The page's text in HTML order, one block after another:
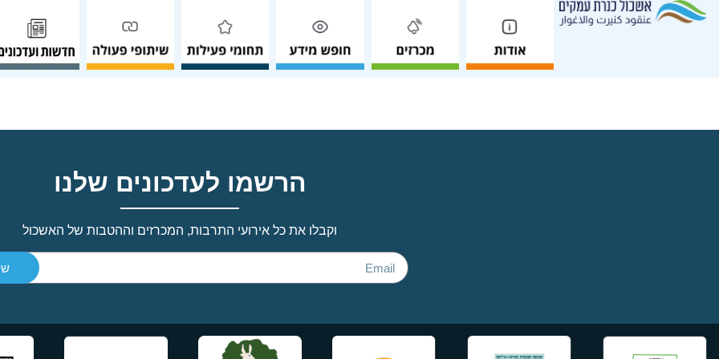
הרשמו לעדכונים שלנו
וקבלו את כל אירועי התרבות, המכרזים וההטבות של האשכול